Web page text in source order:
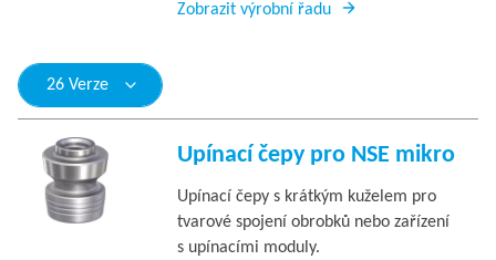
Zobrazit výrobní řadu
26 Verze
Upínací čepy pro NSE mikro
Upínací čepy s krátkým kuželem pro
tvarové spojení obrobků nebo zařízení
s upínacími moduly.